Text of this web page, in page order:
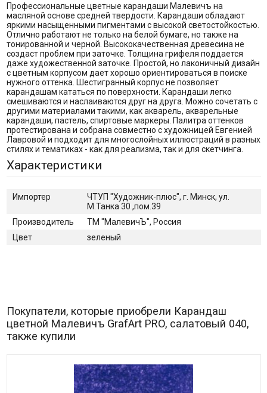
Профессиональные цветные карандаши Малевичъ на
масляной основе средней твердости. Карандаши обладают
яркими насыщенными пигментами с высокой светостойкостью.
Отлично работают не только на белой бумаге, но также на
тонированной и черной. Высококачественная древесина не
создаст проблем при заточке. Толщина грифеля поддается
даже художественной заточке. Простой, но лаконичный дизайн
с цветным корпусом дает хорошо ориентироваться в поиске
нужного оттенка. Шестигранный корпус не позволяет
карандашам кататься по поверхности. Карандаши легко
смешиваются и наслаиваются друг на друга. Можно сочетать с
другими материалами такими, как акварель, акварельные
карандаши, пастель, спиртовые маркеры. Палитра оттенков
протестирована и собрана совместно с художницей Евгенией
Лавровой и подходит для многослойных иллюстраций в разных
стилях и тематиках - как для реализма, так и для скетчинга.
Характеристики
Импортер
ЧТУП "Художник-плюс", г. Минск, ул.
М.Танка 30 ,пом.39
Производитель
ТМ "МалевичЪ", Россия
Цвет
зеленый
Покупатели, которые приобрели Карандаш
цветной Малевичъ GrafArt PRO, салатовый 040,
также купили